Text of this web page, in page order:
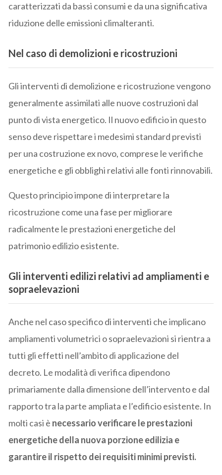
caratterizzati da bassi consumi e da una significativa
riduzione delle emissioni climalteranti.
Nel caso di demolizioni e ricostruzioni
Gli interventi di demolizione e ricostruzione vengono
generalmente assimilati alle nuove costruzioni dal
punto di vista energetico. Il nuovo edificio in questo
senso deve rispettare i medesimi standard previsti
per una costruzione ex novo, comprese le verifiche
energetiche e gli obblighi relativi alle fonti rinnovabili.
Questo principio impone di interpretare la
ricostruzione come una fase per migliorare
radicalmente le prestazioni energetiche del
patrimonio edilizio esistente.
Gli interventi edilizi relativi ad ampliamenti e
sopraelevazioni
Anche nel caso specifico di interventi che implicano
ampliamenti volumetrici o sopraelevazioni si rientra a
tutti gli effetti nell’ambito di applicazione del
decreto. Le modalità di verifica dipendono
primariamente dalla dimensione dell’intervento e dal
rapporto tra la parte ampliata e l’edificio esistente. In
molti casi è necessario verificare le prestazioni
energetiche della nuova porzione edilizia e
garantire il rispetto dei requisiti minimi previsti.